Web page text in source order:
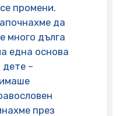
промени.
да
много дълга
една основа
–
през